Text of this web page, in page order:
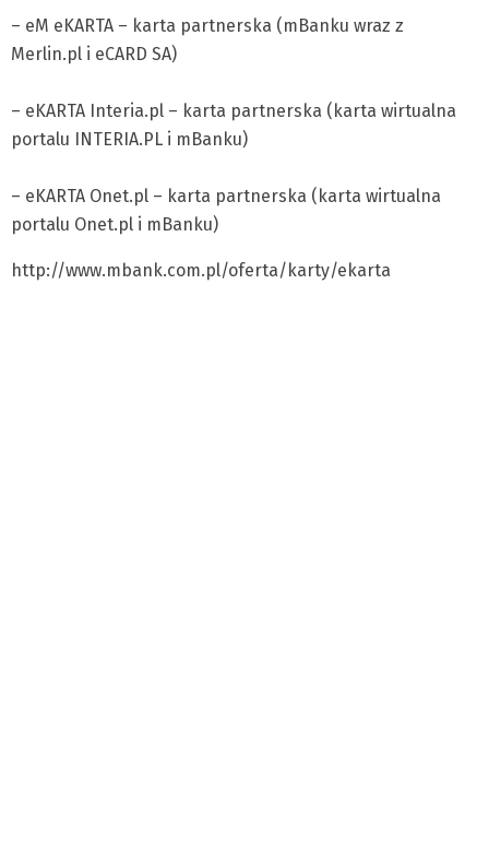
– eM eKARTA – karta partnerska (mBanku wraz z
Merlin.pl i eCARD SA)
– eKARTA Interia.pl – karta partnerska (karta wirtualna
portalu INTERIA.PL i mBanku)
– eKARTA Onet.pl – karta partnerska (karta wirtualna
portalu Onet.pl i mBanku)
http://www.mbank.com.pl/oferta/karty/ekarta